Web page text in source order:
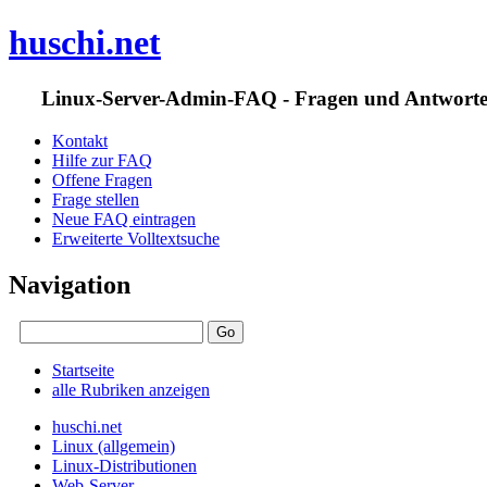
huschi.net
Linux-Server-Admin-FAQ - Fragen und
Kontakt
Hilfe zur FAQ
Offene Fragen
Frage stellen
Neue FAQ eintragen
Erweiterte Volltextsuche
Navigation
Startseite
alle Rubriken anzeigen
huschi.net
Linux (allgemein)
Linux-Distributionen